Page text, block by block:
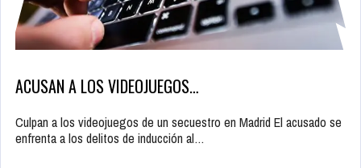
ACUSAN A LOS VIDEOJUEGOS…
Culpan a los videojuegos de un secuestro en Madrid El acusado se
enfrenta a los delitos de inducción al…